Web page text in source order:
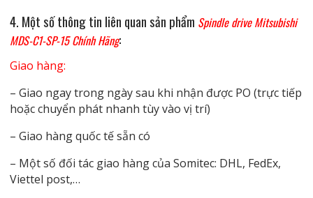
4. Một số thông tin liên quansản phẩm Spindle drive Mitsubishi
MDS-C1-SP-15 Chính Hãng:
Giao hàng:
– Giao ngay trong ngày sau khi nhận được PO (trực tiếp
hoặc chuyển phát nhanh tùy vào vị trí)
– Giao hàng quốc tế sẵn có
– Một số đối tác giao hàng của Somitec: DHL, FedEx,
Viettel post,…